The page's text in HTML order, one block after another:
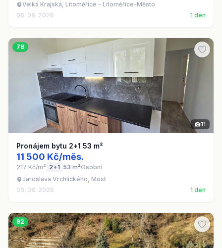
Velká Krajská, Litoměřice - Litoměřice-Město
06. 08. 2026
1 den
76
11
Pronájem bytu 2+1 53 m²
11 500 Kč/měs.
217 Kč/m² 2+1 53 m²Osobní
Jaroslava Vrchlického, Most
06. 08. 2026
1 den
92